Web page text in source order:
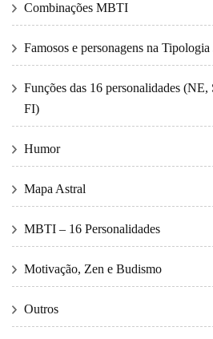
Combinações MBTI
Famosos e personagens na Tipologia
Funções das 16 personalidades
FI)
Humor
Mapa Astral
MBTI – 16 Personalidades
Motivação, Zen e Budismo
Outros